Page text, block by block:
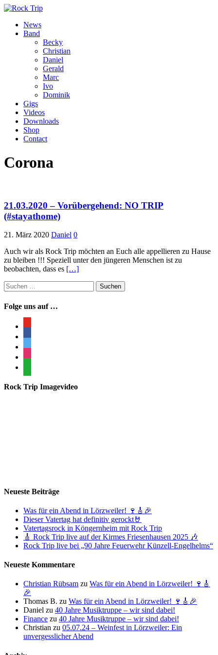
News
Band
Becky
Christian
Daniel
Gerald
Marc
Ivo
Dominik
Gigs
Videos
Downloads
Shop
Contact
Corona
21.03.2020 – Vorübergehend: NO TRIP
(#stayathome)
21. März 2020 Daniel 0
Auch wir als Rock Trip möchten an Euch alle appellieren zu Hause
zu bleiben !!! Speziell unter den jüngeren Menschen ist zu
beobachten, dass es […]
Suchen
nach:
Folge uns auf …
Rock Trip Imagevideo
Neueste Beiträge
Was für ein Abend in Lörzweiler! 🍷🎸🎉
Dieser Vatertag hat definitiv gerockt🤘
Vatertagsrock in Köngernheim mit Rock Trip
🎸 Rock Trip live auf der Kirmes Friesenhausen 2025 🎶
Rock Trip live bei „90 Jahre Feuerwehr Künzell-Engelhelms“
Neueste Kommentare
Christian Rübsam zu Was für ein Abend in Lörzweiler! 🍷🎸
🎉
Thomas B. zu Was für ein Abend in Lörzweiler! 🍷🎸🎉
Daniel zu 40 Jahre Musiktruppe – wir sind dabei!
Finance zu 40 Jahre Musiktruppe – wir sind dabei!
Christian zu 05.07.24 – Weinfest in Lörzweiler: Ein
unvergesslicher Abend